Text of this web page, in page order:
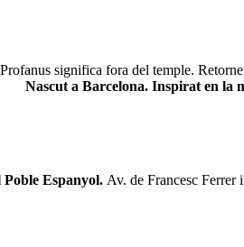
Profanus significa fora del temple.
Nascut a Barcelona. Inspirat en la
Espanyol. Av. de Francesc